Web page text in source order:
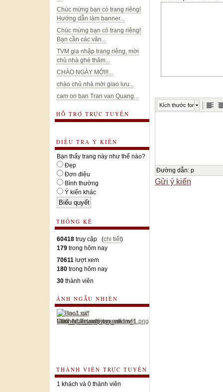
Chúc mừng bạn có trang riêng!
Hướng dẫn làm banner...
Chúc mừng bạn có trang riêng!
Bạn cần các văn...
TVM gia nhập trang riêng, mời
chủ nhà ghé thăm...
CHÀO NGÀY MỚI!!...
chào chủ nhà mời giao lưu...
cam on ban Tran van Quang...
HỖ TRỢ TRỰC TUYẾN
ĐIỀU TRA Ý KIẾN
Bạn thấy trang này như thế nào?
Đẹp
Đơn điệu
Bình thường
Ý kiến khác
THỐNG KÊ
60418 truy cập (chi tiết)
179 trong hôm nay
70611 lượt xem
180 trong hôm nay
30 thành viên
ẢNH NGẪU NHIÊN
THÀNH VIÊN TRỰC TUYẾN
1 khách và 0 thành viên
Kích thước font
Đường dẫn: p
Gửi ý kiến